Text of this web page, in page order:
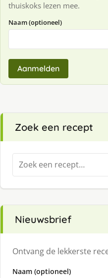
thuiskoks lezen mee.
Naam (optioneel)
Aanmelden
Zoek een recept
Zoeken
naar:
Nieuwsbrief
Ontvang de lekkerste
Naam (optioneel)